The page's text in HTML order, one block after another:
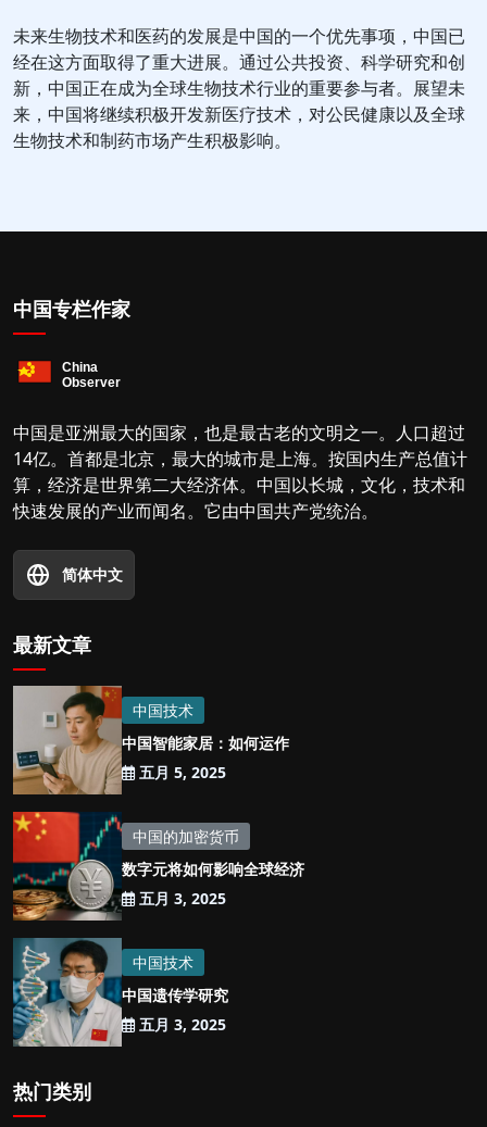
未来生物技术和医药的发展是中国的一个优先事项，中国已
经在这方面取得了重大进展。通过公共投资、科学研究和创
新，中国正在成为全球生物技术行业的重要参与者。展望未
来，中国将继续积极开发新医疗技术，对公民健康以及全球
生物技术和制药市场产生积极影响。
中国专栏作家
中国是亚洲最大的国家，也是最古老的文明之一。人口超过
14亿。首都是北京，最大的城市是上海。按国内生产总值计
算，经济是世界第二大经济体。中国以长城，文化，技术和
快速发展的产业而闻名。它由中国共产党统治。
简体中文
最新文章
中国技术
中国智能家居：如何运作
五月 5, 2025
中国的加密货币
数字元将如何影响全球经济
五月 3, 2025
中国技术
中国遗传学研究
五月 3, 2025
热门类别